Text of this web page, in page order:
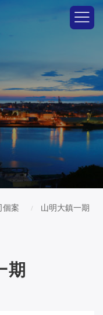
個案 山明大鎮一期
期